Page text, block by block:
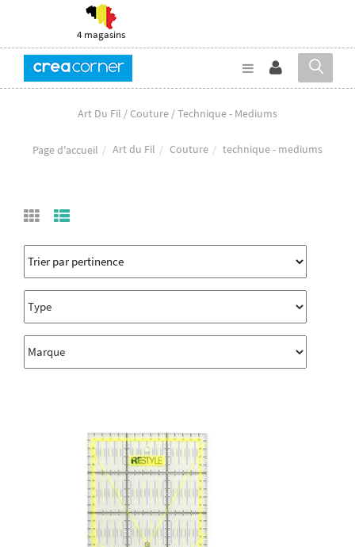
4 magasins
Art Du Fil / Couture / Technique - Mediums
Page d'accueil Art du Fil Couture technique - mediums